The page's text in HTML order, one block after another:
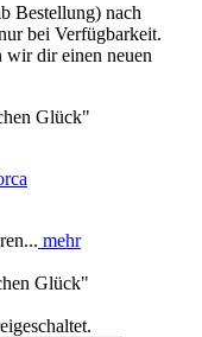
Bestellung) nach
bei Verfügbarkeit.
wir dir einen neuen
Glück"
mehr
Glück"